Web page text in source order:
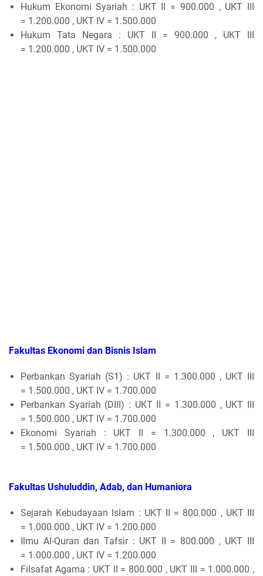
Hukum Ekonomi Syariah : UKT II = 900.000 , UKT III
= 1.200.000 , UKT IV = 1.500.000
Hukum Tata Negara : UKT II = 900.000 , UKT III
= 1.200.000 , UKT IV = 1.500.000
Fakultas Ekonomi dan Bisnis Islam
Perbankan Syariah (S1) : UKT II = 1.300.000 , UKT III
= 1.500.000 , UKT IV = 1.700.000
Perbankan Syariah (DIII) : UKT II = 1.300.000 , UKT III
= 1.500.000 , UKT IV = 1.700.000
Ekonomi Syariah : UKT II = 1.300.000 , UKT III
= 1.500.000 , UKT IV = 1.700.000
Fakultas Ushuluddin, Adab, dan Humaniora
Sejarah Kebudayaan Islam : UKT II = 800.000 , UKT III
= 1.000.000 , UKT IV = 1.200.000
Ilmu Al-Quran dan Tafsir : UKT II = 800.000 , UKT III
= 1.000.000 , UKT IV = 1.200.000
Filsafat Agama : UKT II = 800.000 , UKT III = 1.000.000 ,